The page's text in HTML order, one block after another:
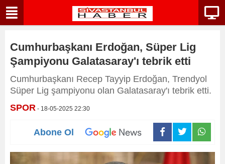
Cumhurbaşkanı Erdoğan, Süper Lig
Şampiyonu Galatasaray'ı tebrik etti
Cumhurbaşkanı Recep Tayyip Erdoğan, Trendyol
Süper Lig şampiyonu olan Galatasaray'ı tebrik etti.
SPOR - 18-05-2025 22:30
Abone Ol